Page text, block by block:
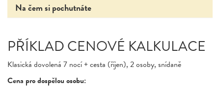
Na čem si pochutnáte
PŘÍKLAD CENOVÉ KALKULACE
Klasická dovolená 7 nocí + cesta (říjen), 2 osoby, snídaně
Cena pro dospělou osobu: